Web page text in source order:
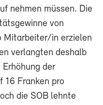
nehmen müssen. Die
von
Mitarbeiter/in erzielen
verlangten deshalb
der
16 Franken pro
die SOB lehnte